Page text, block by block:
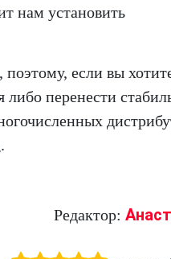
нам установить
поэтому, если вы
перенести
Редактор: